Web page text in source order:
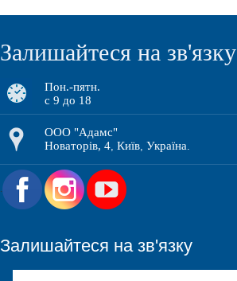
Залишайтеся на зв'язку
Пон.-пятн.
с 9 до 18
ООО "Адамс"
Новаторів, 4,Київ,Україна.
.
Залишайтеся на зв'язку